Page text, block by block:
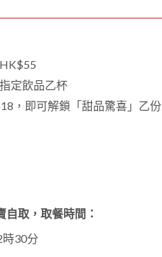
定飲品乙杯
，即可解鎖「甜品驚喜」乙份
自取，取餐時間：
30分